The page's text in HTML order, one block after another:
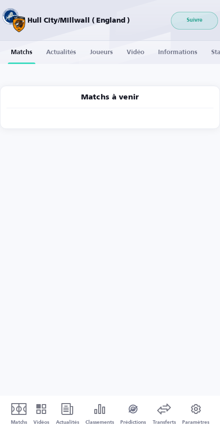
Hull City/Millwall ( England ) Suivre
Matchs Actualités Joueurs Vidéo Informations
Matchs à venir
Matchs Vidéos Actualités Classements Prédictions Transferts Paramètres